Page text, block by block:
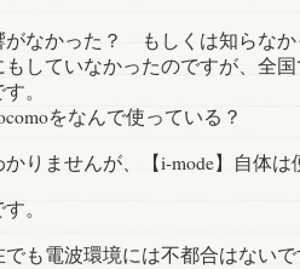
がなかった？ もしくは知らな
もしていなかったのですが、全
。
をなんで使っている？
りませんが、【i-mode】自体は
。
でも電波環境には不都合はない